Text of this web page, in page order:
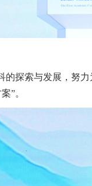
探索与发展，努
”。